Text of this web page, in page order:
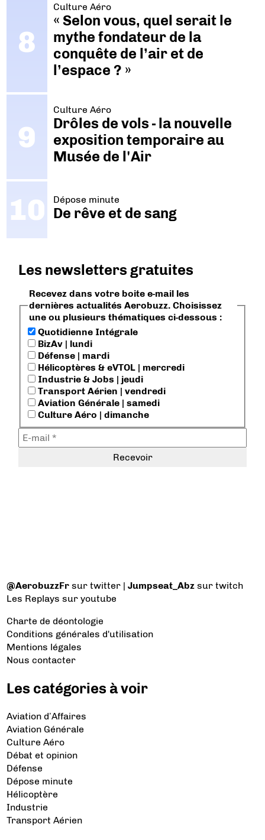
Culture Aéro
« Selon vous, quel serait le
mythe fondateur de la
conquête de l’air et de
l’espace ? »
Culture Aéro
Drôles de vols - la nouvelle
exposition temporaire au
Musée de l'Air
Dépose minute
De rêve et de sang
Les newsletters gratuites
Recevez dans votre boite e-mail les
dernières actualités Aerobuzz. Choisissez
une ou plusieurs thématiques ci-dessous :
Quotidienne Intégrale
BizAv | lundi
Défense | mardi
Hélicoptères & eVTOL | mercredi
Industrie & Jobs | jeudi
Transport Aérien | vendredi
Aviation Générale | samedi
Culture Aéro | dimanche
@AerobuzzFr sur twitter |Jumpseat_Abz sur twitch
Les Replays sur youtube
Charte de déontologie
Conditions générales d'utilisation
Mentions légales
Nous contacter
Les catégories à voir
Aviation d’Affaires
Aviation Générale
Culture Aéro
Débat et opinion
Défense
Dépose minute
Hélicoptère
Industrie
Transport Aérien